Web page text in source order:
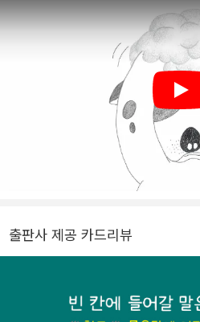
Play
출판사 제공 카드리뷰